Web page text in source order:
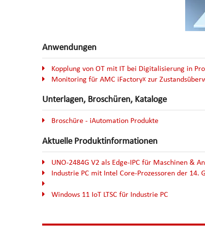
Anwendungen
Kopplung von OT mit IT bei Digitalisierung in
Monitoring für AMC iFactoryX zur
Unterlagen, Broschüren, Kataloge
Broschüre - iAutomation Produkte
Aktuelle Produktinformationen
UNO-2484G V2 als Edge-IPC für Maschinen &
Industrie PC mit Intel Core-Prozessoren der 14.
Windows 11 IoT LTSC für Industrie PC